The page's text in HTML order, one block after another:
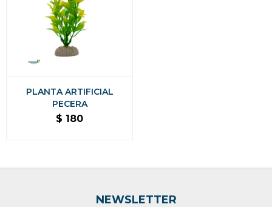
PLANTA ARTIFICIAL
PECERA
$ 180
NEWSLETTER